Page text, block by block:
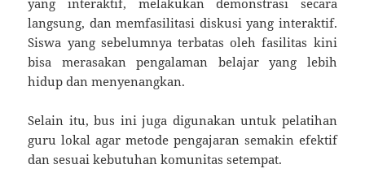
langsung, dan memfasilitasi diskusi yang interaktif.
Siswa yang sebelumnya terbatas oleh fasilitas kini
bisa merasakan pengalaman belajar yang lebih
hidup dan menyenangkan.
Selain itu, bus ini juga digunakan untuk pelatihan
guru lokal agar metode pengajaran semakin efektif
dan sesuai kebutuhan komunitas setempat.